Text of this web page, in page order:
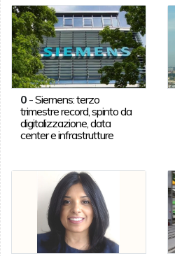
0-Siemens: terzo
trimestre record, spinto da
digitalizzazione, data
center e infrastrutture